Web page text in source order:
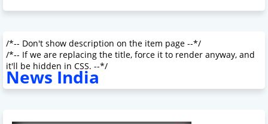
/*-- Don't show description on the item page --*/
/*-- If we are replacing the title, force it to render anyway, and
it'll be hidden in CSS. --*/
News India